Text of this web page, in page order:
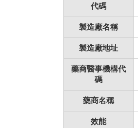
代碼
製造廠名稱
製造廠地址
藥商醫事機構代
碼
藥商名稱
效能